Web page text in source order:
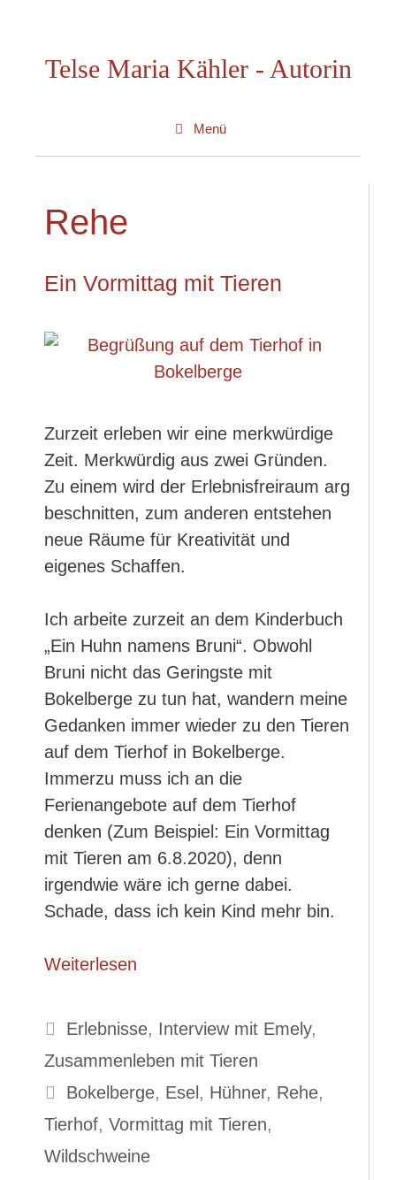
springenTelse Maria Kähler - Autorin
Menü
Rehe
Ein Vormittag mit Tieren
Zurzeit erleben wir eine merkwürdige
Zeit. Merkwürdig aus zwei Gründen.
Zu einem wird der Erlebnisfreiraum arg
beschnitten, zum anderen entstehen
neue Räume für Kreativität und
eigenes Schaffen.
Ich arbeite zurzeit an dem Kinderbuch
„Ein Huhn namens Bruni“. Obwohl
Bruni nicht das Geringste mit
Bokelberge zu tun hat, wandern meine
Gedanken immer wieder zu den Tieren
auf dem Tierhof in Bokelberge.
Immerzu muss ich an die
Ferienangebote auf dem Tierhof
denken (Zum Beispiel: Ein Vormittag
mit Tieren am 6.8.2020), denn
irgendwie wäre ich gerne dabei.
Schade, dass ich kein Kind mehr bin.
Weiterlesen
Kategorien
Erlebnisse, Interview mit Emely,
Zusammenleben mit Tieren
Schlagwörter
Bokelberge, Esel , Hühner, Rehe,
Tierhof, Vormittag mit Tieren,
Wildschweine